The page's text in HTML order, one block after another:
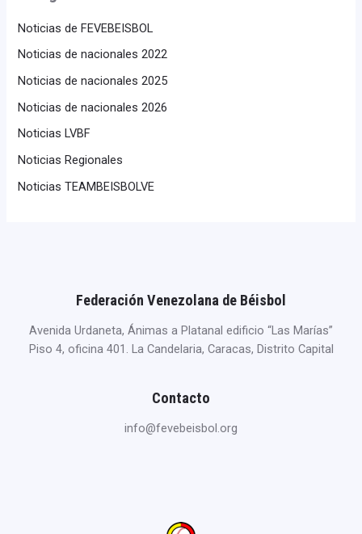
Noticias de FEVEBEISBOL
Noticias de nacionales 2022
Noticias de nacionales 2025
Noticias de nacionales 2026
Noticias LVBF
Noticias Regionales
Noticias TEAMBEISBOLVE
Federación Venezolana de Béisbol
Avenida Urdaneta, Ánimas a Platanal edificio “Las Marías”
Piso 4, oficina 401. La Candelaria, Caracas, Distrito Capital
Contacto
info@fevebeisbol.org